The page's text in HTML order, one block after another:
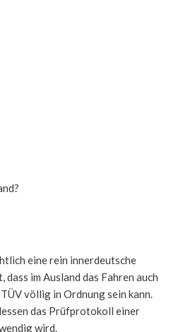
eine rein innerdeutsche
im Ausland das Fahren auch
völlig in Ordnung sein kann.
das Prüfprotokoll einer
wird.